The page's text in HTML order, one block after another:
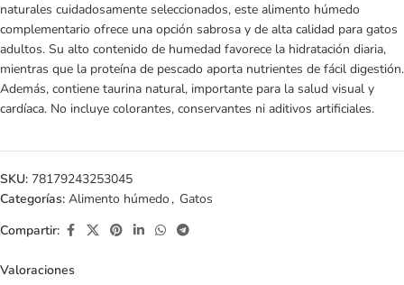
naturales cuidadosamente seleccionados, este alimento húmedo
complementario ofrece una opción sabrosa y de alta calidad para gatos
adultos. Su alto contenido de humedad favorece la hidratación diaria,
mientras que la proteína de pescado aporta nutrientes de fácil digestión.
Además, contiene taurina natural, importante para la salud visual y
cardíaca. No incluye colorantes, conservantes ni aditivos artificiales.
SKU: 78179243253045
Categorías: Alimento húmedo , Gatos
Compartir:
Valoraciones